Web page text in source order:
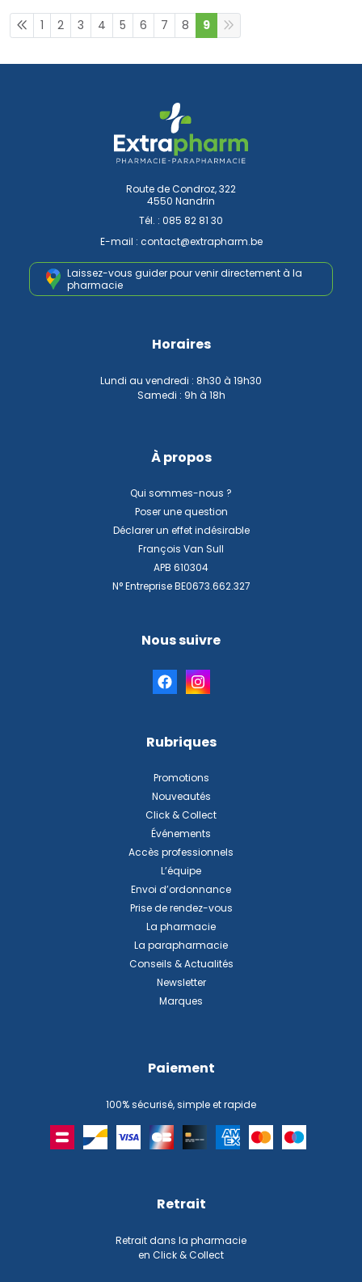
1 2 3 4 5 6 7 8 9
Route de Condroz, 322
4550 Nandrin
Tél. : 085 82 81 30
E-mail : contact@extrapharm.be
Laissez-vous guider pour venirdirectement à la
pharmacie
Horaires
Lundi au vendredi : 8h30 à 19h30
Samedi : 9h à 18h
À propos
Qui sommes-nous ?
Poser une question
Déclarer un effet indésirable
François Van Sull
APB 610304
N° Entreprise BE0673.662.327
Nous suivre
Rubriques
Promotions
Nouveautés
Click & Collect
Événements
Accès professionnels
L’équipe
Envoi d’ordonnance
Prise de rendez-vous
La pharmacie
La parapharmacie
Conseils & Actualités
Newsletter
Marques
Paiement
100% sécurisé, simple et rapide
Retrait
Retrait dans la pharmacie
en Click & Collect